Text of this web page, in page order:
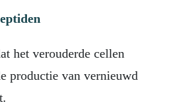
het verouderde cellen
productie van vernieuwd